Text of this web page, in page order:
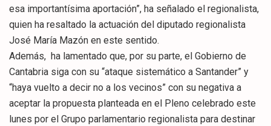
esa importantísima aportación”, ha señalado el regionalista,
quien ha resaltado la actuación del diputado regionalista
José María Mazón en este sentido.
Además, ha lamentado que, por su parte, el Gobierno de
Cantabria siga con su “ataque sistemático a Santander” y
“haya vuelto a decir no a los vecinos” con su negativa a
aceptar la propuesta planteada en el Pleno celebrado este
lunes por el Grupo parlamentario regionalista para destinar